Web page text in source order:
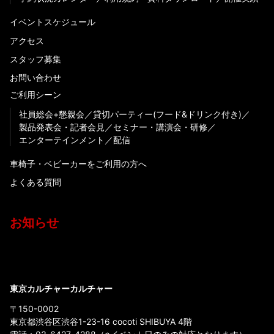
イベントスケジュール
アクセス
スタッフ募集
お問い合わせ
ご利用シーン
社員総会+懇親会
貸切パーティー(フード&ドリンク付き)
製品発表会・記者会見
セミナー・講演会・研修
エンターテインメント
配信
車椅子・ベビーカーをご利用の方へ
よくある質問
お知らせ
東京カルチャーカルチャー
〒150-0002
東京都渋谷区渋谷1-23-16 cocoti SHIBUYA 4階